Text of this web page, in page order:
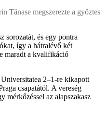
Tănase megszerezte a győztes
sorozatát, és egy pontra
így a hátralévő két
maradt a kvalifikáció
2–1-re kikapott
csapatától. A vereség
mérkőzéssel az alapszakasz